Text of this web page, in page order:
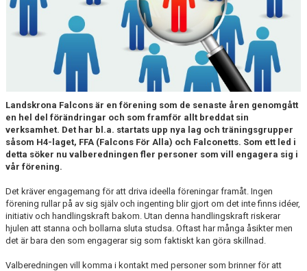
Landskrona Falcons är en förening som de senaste åren genomgått
en hel del förändringar och som framför allt breddat sin
verksamhet. Det har bl.a. startats upp nya lag och träningsgrupper
såsom H4-laget, FFA (Falcons För Alla) och Falconetts. Som ett led i
detta söker nu valberedningen fler personer som vill engagera sig i
vår förening.
Det kräver engagemang för att driva ideella föreningar framåt. Ingen
förening rullar på av sig själv och ingenting blir gjort om det inte finns idéer,
initiativ och handlingskraft bakom. Utan denna handlingskraft riskerar
hjulen att stanna och bollarna sluta studsa. Oftast har många åsikter men
det är bara den som engagerar sig som faktiskt kan göra skillnad.
Valberedningen vill komma i kontakt med personer som brinner för att